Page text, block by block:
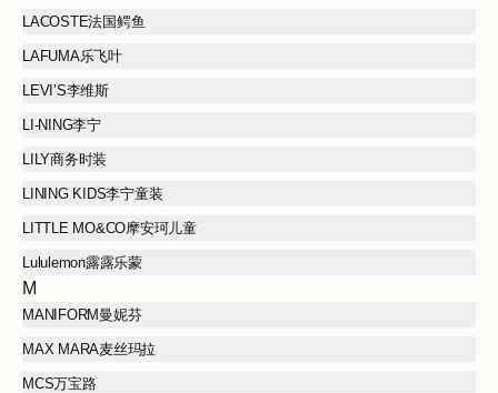
LACOSTE法国鳄鱼
LAFUMA乐飞叶
LEVI’S李维斯
LI-NING李宁
LILY商务时装
LINING KIDS李宁童装
LITTLE MO&CO摩安珂儿童
Lululemon露露乐蒙
M
MANIFORM曼妮芬
MAX MARA麦丝玛拉
MCS万宝路